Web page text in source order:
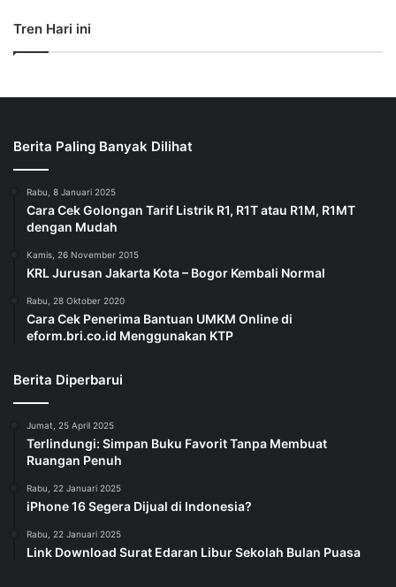
Tren Hari ini
Berita Paling Banyak Dilihat
Rabu, 8 Januari 2025
Cara Cek Golongan Tarif Listrik R1, R1T atau R1M, R1MT
dengan Mudah
Kamis, 26 November 2015
KRL Jurusan Jakarta Kota – Bogor Kembali Normal
Rabu, 28 Oktober 2020
Cara Cek Penerima Bantuan UMKM Online di
eform.bri.co.id Menggunakan KTP
Berita Diperbarui
Jumat, 25 April 2025
Terlindungi: Simpan Buku Favorit Tanpa Membuat
Ruangan Penuh
Rabu, 22 Januari 2025
iPhone 16 Segera Dijual di Indonesia?
Rabu, 22 Januari 2025
Link Download Surat Edaran Libur Sekolah Bulan Puasa